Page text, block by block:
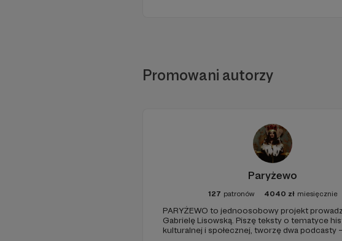
Promowani autorzy
Paryżewo
127 patronów 4040 zł miesięcznie
PARYŻEWO to jednoosobowy projekt
Gabrielę Lisowską. Piszę teksty o tematyce
kulturalnej i społecznej, tworzę dwa podcasty –